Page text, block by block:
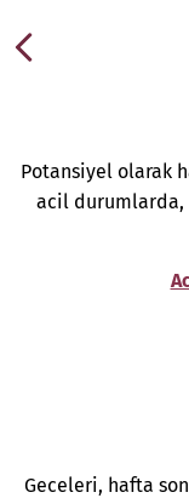
Potansiyel olarak
acil
Geceleri, hafta